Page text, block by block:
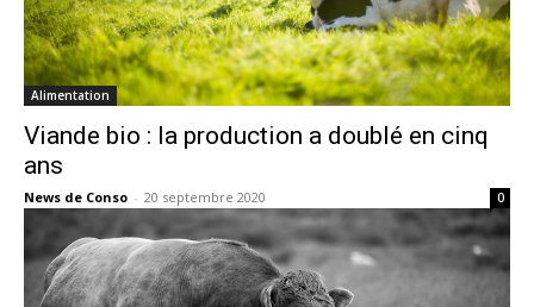
Alimentation
Viande bio : la production a doublé en cinq
ans
News de Conso - 20 septembre 2020 0